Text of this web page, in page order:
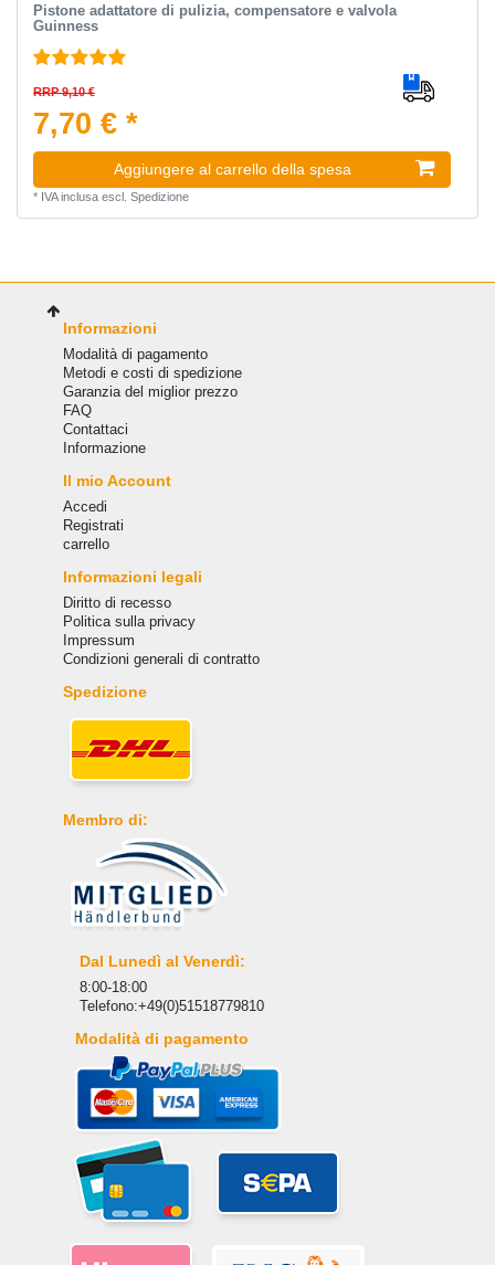
Pistone adattatore di pulizia, compensatore e valvola
Guinness
RRP 9,10 €
7,70 € *
Aggiungere al carrello della spesa
* IVA inclusaescl. Spedizione
Informazioni
Modalità di pagamento
Metodi e costi di spedizione
Garanzia del miglior prezzo
FAQ
Сontattaci
Informazione
Il mio Account
Accedi
Registrati
carrello
Informazioni legali
Diritto di recesso
Politica sulla privacy
Impressum
Condizioni generali di contratto
Spedizione
Membro di:
Dal Lunedì al Venerdì:
8:00-18:00
Telefono:+49(0)51518779810
Modalità di pagamento